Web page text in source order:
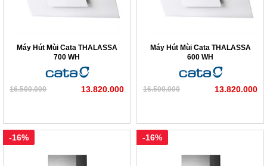
Máy Hút Mùi Cata THALASSA
700 WH
16.500.000 13.820.000
Máy Hút Mùi Cata THALASSA
600 WH
16.500.000 13.820.000
-16% -16%